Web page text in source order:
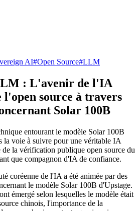
AI#Open Source#LLM
: L'avenir de l'IA
l'open source à travers
Solar 100B
entourant le modèle Solar 100B
la voie à suivre pour une véritable IA
la vérification publique open source du
que compagnon d'IA de confiance.
coréenne de l'IA a été animée par des
le modèle Solar 100B d'Upstage.
émergé selon lesquelles le modèle était
chinois, l'importance de la